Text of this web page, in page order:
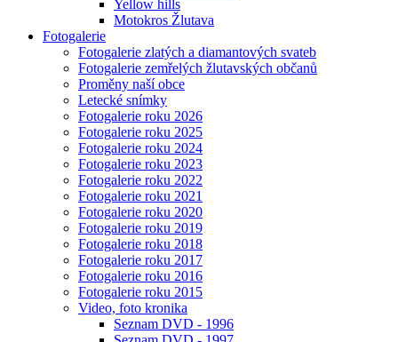
Yellow hills
Motokros Žlutava
Fotogalerie
Fotogalerie zlatých a diamantových svateb
Fotogalerie zemřelých žlutavských občanů
Proměny naší obce
Letecké snímky
Fotogalerie roku 2026
Fotogalerie roku 2025
Fotogalerie roku 2024
Fotogalerie roku 2023
Fotogalerie roku 2022
Fotogalerie roku 2021
Fotogalerie roku 2020
Fotogalerie roku 2019
Fotogalerie roku 2018
Fotogalerie roku 2017
Fotogalerie roku 2016
Fotogalerie roku 2015
Video, foto kronika
Seznam DVD - 1996